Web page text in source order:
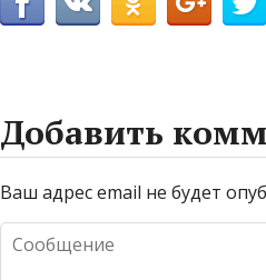
Добавить
Ваш адрес email не будет